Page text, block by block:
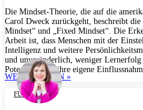
Die Mindset-Theorie, die auf die
Carol Dweck zurückgeht, beschreibt
Mindset“ und „Fixed Mindset“. Die
Arbeit ist, dass Menschen mit der
Intelligenz und weitere
und unveränderlich, weniger Lernerfolg
Potenziale und ihre eigene
WEITERLESEN »
FÜHRUNG